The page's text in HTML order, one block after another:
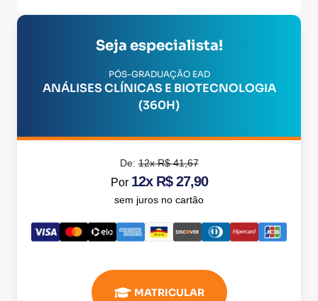
Seja especialista!
PÓS-GRADUAÇÃO EAD
ANÁLISES CLÍNICAS E BIOTECNOLOGIA
(360H)
De:12x R$ 41,67
Por 12x R$ 27,90
sem juros no cartão
MATRICULAR